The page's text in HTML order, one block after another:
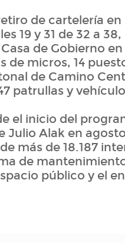
de cartelería
19 y 31 de 32 a 38,
de Gobierno en
de micros, 14
de Camino
patrullas y
el inicio del
Julio Alak en
más de 18.187
de
público y el